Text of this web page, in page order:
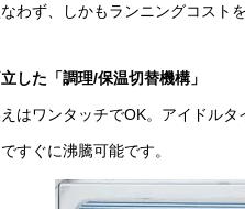
わず、しかもランニングコストを
した「調理/保温切替機構」
はワンタッチでOK。アイドル
すぐに沸騰可能です。